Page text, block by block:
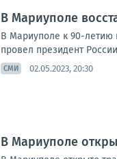
В Мариуполе
В Мариуполе к 90-летию
провел президент
СМИ 02.05.2023, 20:30
В Мариуполе